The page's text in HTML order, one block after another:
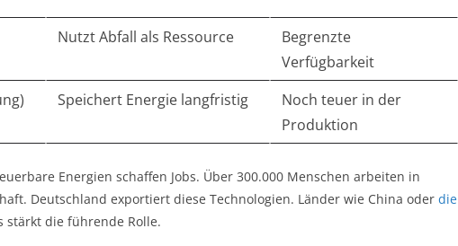
Nutzt Abfall als Ressource
Begrenzte
Verfügbarkeit
Speichert Energie langfristig
Noch teuer in der
Produktion
Energien schaffen Jobs. Über 300.000 Menschen arbeiten in
Deutschland exportiert diese Technologien. Länder wie China oder die
stärkt die führende Rolle.